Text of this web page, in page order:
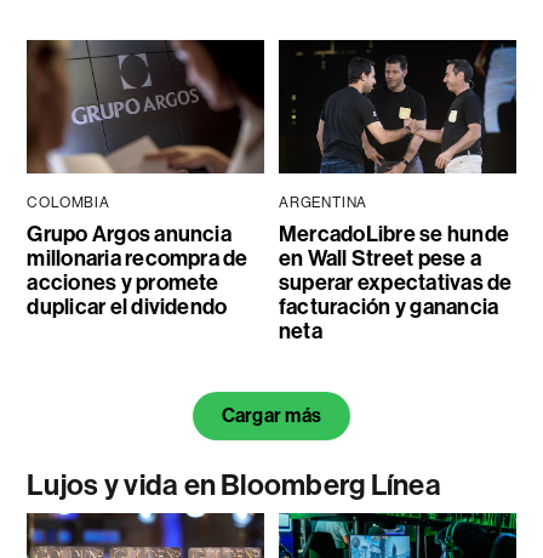
COLOMBIA
Grupo Argos anuncia
millonaria recompra de
acciones y promete
duplicar el dividendo
ARGENTINA
MercadoLibre se hunde
en Wall Street pese a
superar expectativas de
facturación y ganancia
neta
Cargar más
Lujos y vida en Bloomberg Línea